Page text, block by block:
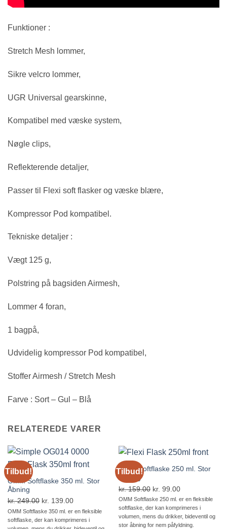
Funktioner :
Stretch Mesh lommer,
Sikre velcro lommer,
UGR Universal gearskinne,
Kompatibel med væske system,
Nøgle clips,
Reflekterende detaljer,
Passer til Flexi soft flasker og væske blære,
Kompressor Pod kompatibel.
Tekniske detaljer :
Vægt 125 g,
Polstring på bagsiden Airmesh,
Lommer 4 foran,
1 bagpå,
Udvidelig kompressor Pod kompatibel,
Stoffer Airmesh / Stretch Mesh
Farve : Sort – Gul – Blå
RELATEREDE VARER
Tilbud!
OMM Softflaske 350 ml. Stor
Åbning
kr.249.00 Den
oprindelige
pris
kr. 139.00Den
aktuelle
pris
OMM Softflaske 350 ml. er en fleksible
softflaske, der kan komprimeres i
Tilbud!
OMM Softflaske 250 ml. Stor
Åbning
kr.159.00 Den
oprindelige
pris
var:
kr. 99.00Den
aktuelle
pris
er:
OMM Softflaske 250 ml. er en fleksible
softflaske, der kan komprimeres i
volumen, mens du drikker, bideventil og
stor åbning for nem påfyldning.